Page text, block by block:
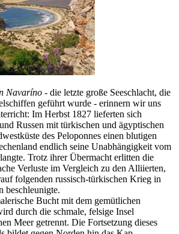
Navaríno - die letzte große Seeschlacht, die
geführt wurde - erinnern wir uns
Im Herbst 1827 lieferten sich
Russen mit türkischen und ägyptischen
des Peloponnes einen blutigen
endlich seine Unabhängigkeit vom
Trotz ihrer Übermacht erlitten die
Verluste im Vergleich zu den Alliierten,
folgenden russisch-türkischen Krieg in
beschleunigte.
Bucht mit dem gemütlichen
durch die schmale, felsige Insel
Meer getrennt. Die Fortsetzung dieses